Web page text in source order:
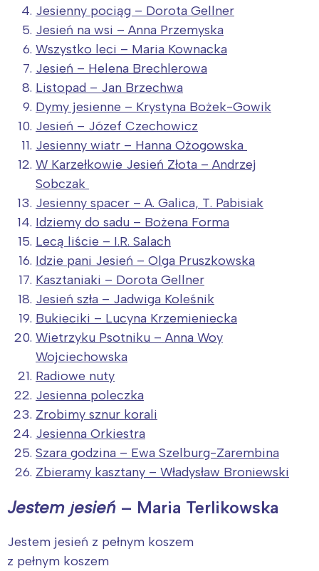
Jesienny pociąg – Dorota Gellner
Jesień na wsi – Anna Przemyska
Wszystko leci – Maria Kownacka
Jesień – Helena Brechlerowa
Listopad – Jan Brzechwa
Dymy jesienne – Krystyna Bożek-Gowik
Jesień – Józef Czechowicz
Jesienny wiatr – Hanna Ożogowska
W Karzełkowie Jesień Złota – Andrzej
Sobczak
Jesienny spacer – A. Galica, T. Pabisiak
Idziemy do sadu – Bożena Forma
Lecą liście – I.R. Salach
Idzie pani Jesień – Olga Pruszkowska
Kasztaniaki – Dorota Gellner
Jesień szła – Jadwiga Koleśnik
Bukieciki – Lucyna Krzemieniecka
Wietrzyku Psotniku – Anna Woy
Wojciechowska
Radiowe nuty
Jesienna poleczka
Zrobimy sznur korali
Jesienna Orkiestra
Szara godzina – Ewa Szelburg-Zarembina
Zbieramy kasztany – Władysław Broniewski
Jestem jesień – Maria Terlikowska
Jestem jesień z pełnym koszem
z pełnym koszem